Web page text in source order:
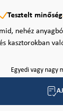
Tesztelt minőség
nehéz
kasztorokban
Egyedi vagy nagy